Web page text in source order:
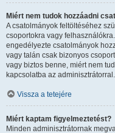
Miért nem tudok hozzáadni
A csatolmányok feltöltéséhez
csoportokra vagy
engedélyezte csatolmányok
vagy talán csak bizonyos
vagy biztos benne, miért nem
kapcsolatba az adminisztrátorral.
Vissza a tetejére
Miért kaptam figyelmeztetést?
Minden adminisztrátornak